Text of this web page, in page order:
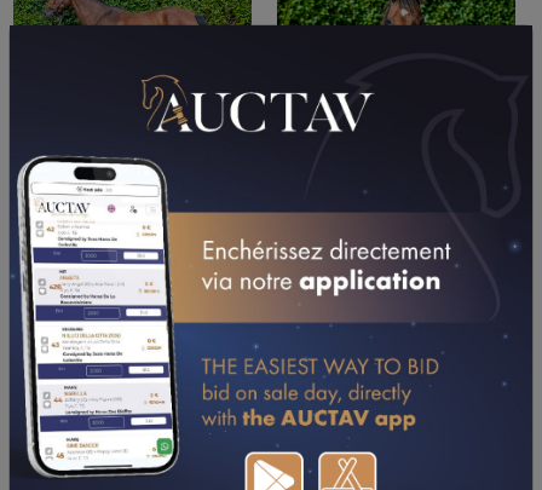
PERFORMANCES
2018 2017 2016
29/06/18 DAPRIX DES BENEVOLES (LE MONT-SAINT-MICHEL-
PONTORSON)
27/05/18 DAPRIX D'ELBEUF (SAINT-AUBIN-LES-ELBEUF)